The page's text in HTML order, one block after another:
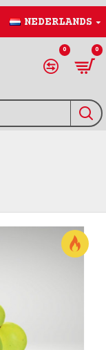
NEDERLANDS
0 0